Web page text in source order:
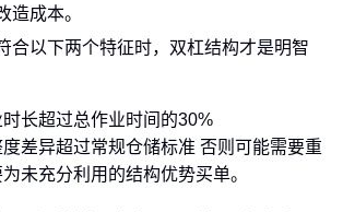
造成本。
合以下两个特征时，双杠结构才是明智
长超过总作业时间的30%
差异超过常规仓储标准 否则可能需要重
未充分利用的结构优势买单。